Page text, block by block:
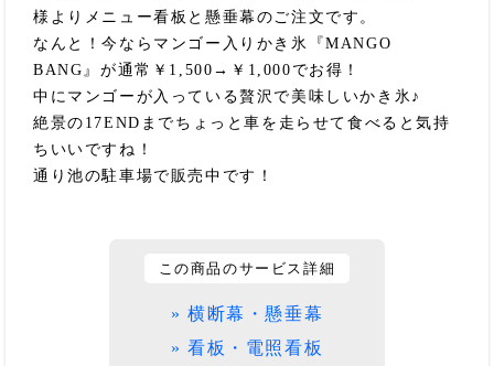
様よりメニュー看板と懸垂幕のご注文です。
なんと！今ならマンゴー入りかき氷『MANGO
BANG』が通常￥1,500→￥1,000でお得！
中にマンゴーが入っている贅沢で美味しいかき氷♪
絶景の17ENDまでちょっと車を走らせて食べると気持
ちいいですね！
通り池の駐車場で販売中です！
この商品のサービス詳細
» 横断幕・懸垂幕
» 看板・電照看板